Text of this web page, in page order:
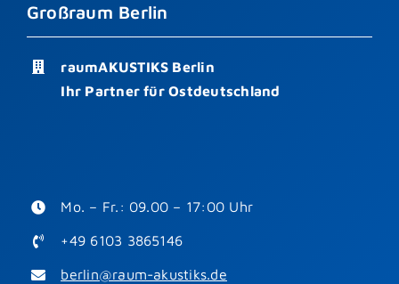
Großraum Berlin
raumAKUSTIKS Berlin
Ihr Partner für Ostdeutschland
Mo. – Fr.: 09.00 – 17:00 Uhr
+49 6103 3865146
berlin@raum-akustiks.de